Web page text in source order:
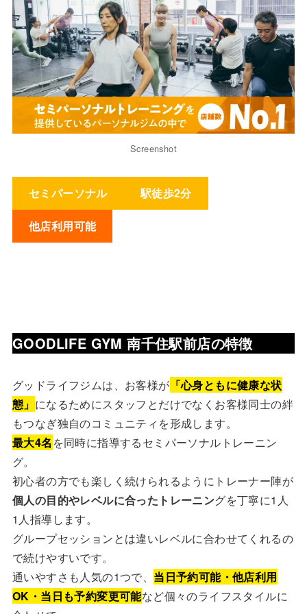
Screenshot
セミパーソナル 駅徒歩2分
他店利用可能
GOODLIFE GYM 南千住駅前店の特徴
グッドライフジムは、お客様が 「心身ともに健康な状
態」 になるためにスタッフとだけでなくお客様同士の絆
もつなぎ独自のコミュニティを形成します。
最大4名 を同時に指導するセミパーソナルトレーニン
グ。
初心者の方でも楽しく続けられるようにトレーナー陣が
個人の目的やレベルに合ったトレーニングを丁寧に1人
1人指導します。
グループセッションとは違いレベルに合わせてくれるの
で続けやすいです。
通いやすさも人気の1つで、 当日予約可能・他店利用
OK・当日も予約変更可能など個々のライフスタイルに